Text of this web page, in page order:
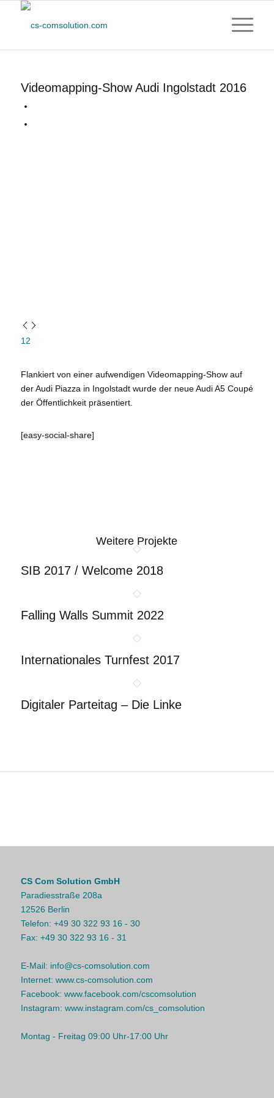
Videomapping-Show Audi Ingolstadt 2016
12
Flankiert von einer aufwendigen Videomapping-Show auf
der Audi Piazza in Ingolstadt wurde der neue Audi A5 Coupé
der Öffentlichkeit präsentiert.
[easy-social-share]
Weitere Projekte
SIB 2017 / Welcome 2018
Falling Walls Summit 2022
Internationales Turnfest 2017
Digitaler Parteitag – Die Linke
CS Com Solution GmbH
Paradiesstraße 208a
12526 Berlin
Telefon: +49 30 322 93 16 - 30
Fax: +49 30 322 93 16 - 31
E-Mail: info@cs-comsolution.com
Internet: www.cs-comsolution.com
Facebook: www.facebook.com/cscomsolution
Instagram: www.instagram.com/cs_comsolution
Montag - Freitag 09:00 Uhr-17:00 Uhr